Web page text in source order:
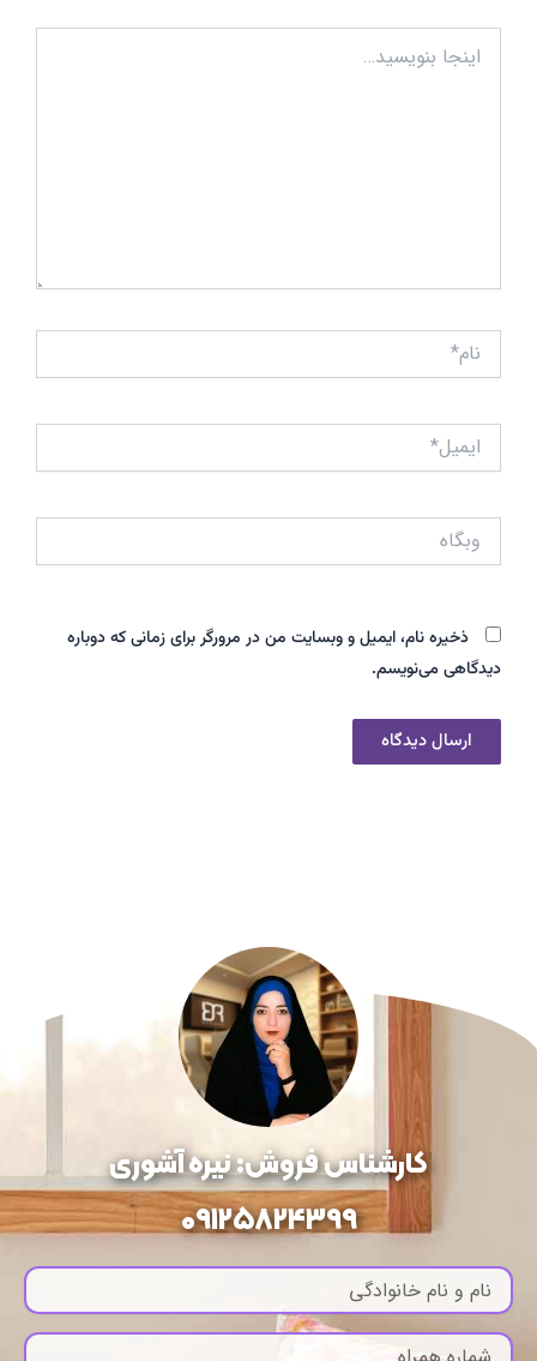
بنویسید…
نام*
ایمیل*
ذخیره نام، ایمیل و وبسایت من در مرورگر برای زمانی که دوباره
دیدگاهی می‌نویسم.
کارشناس فروش: نیره آشوری
09125824399